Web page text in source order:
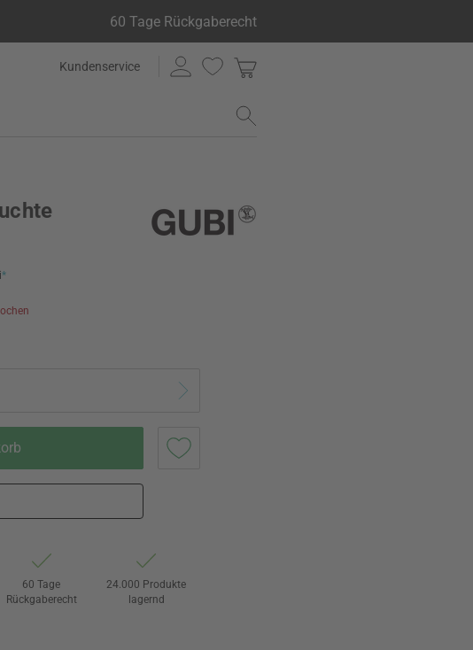
60 Tage Rückgaberecht
Kundenservice
*
60 Tage
Rückgaberecht
24.000 Produkte
lagernd